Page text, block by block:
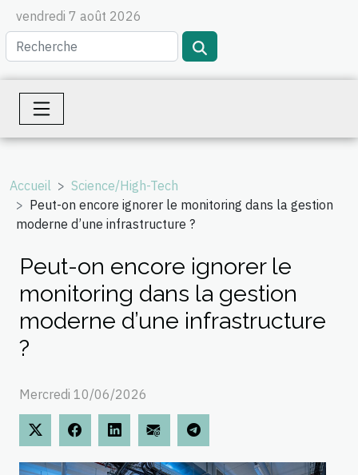
vendredi 7 août 2026
Accueil
Science/High-Tech
Peut-on encore ignorer le monitoring dans la gestion
moderne d’une infrastructure ?
Peut-on encore ignorer le
monitoring dans la gestion
moderne d’une infrastructure
?
Mercredi 10/06/2026